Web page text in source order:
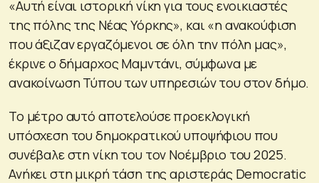
«Αυτή είναι ιστορική νίκη για τους ενοικιαστές
της πόλης της Νέας Υόρκης», και «η ανακούφιση
που άξιζαν εργαζόμενοι σε όλη την πόλη μας»,
έκρινε ο δήμαρχος Μαμντάνι, σύμφωνα με
ανακοίνωση Τύπου των υπηρεσιών του στον δήμο.
Το μέτρο αυτό αποτελούσε προεκλογική
υπόσχεση του δημοκρατικού υποψήφιου που
συνέβαλε στη νίκη του τον Νοέμβριο του 2025.
Ανήκει στη μικρή τάση της αριστεράς Democratic